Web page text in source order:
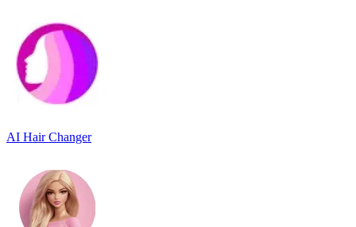
AI Hair Changer